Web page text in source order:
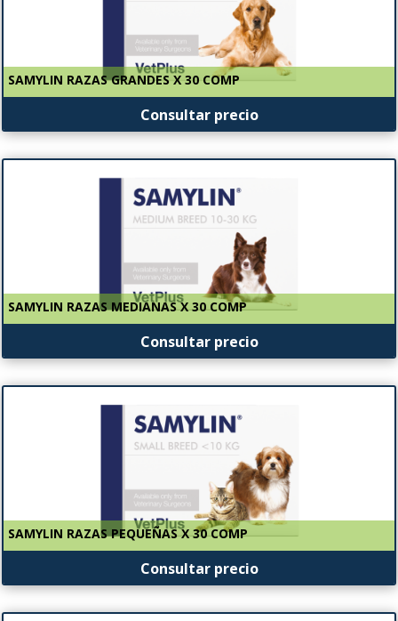
SAMYLIN RAZAS GRANDES X 30 COMP
Consultar precio
SAMYLIN RAZAS MEDIANAS X 30 COMP
Consultar precio
SAMYLIN RAZAS PEQUEÑAS X 30 COMP
Consultar precio